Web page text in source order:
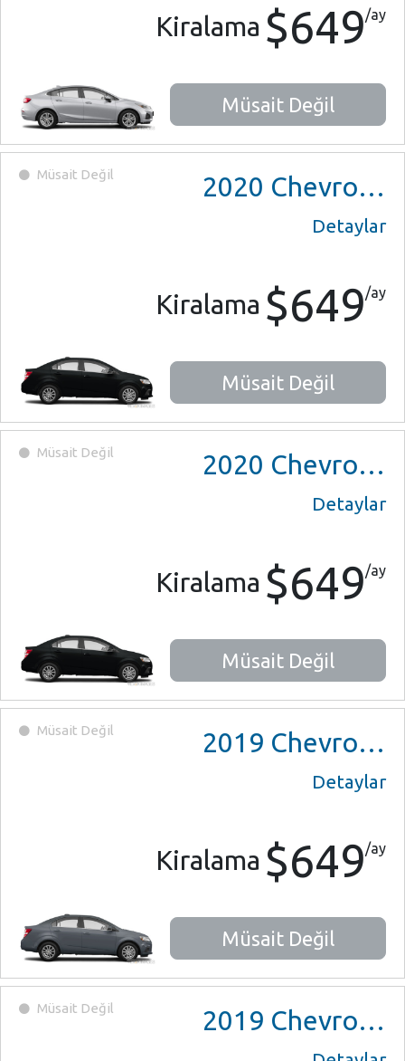
Kiralama $649/ay
Müsait Değil
Müsait Değil 2020 Chevrolet Sonic
Detaylar
Kiralama $649/ay
Müsait Değil
Müsait Değil 2020 Chevrolet Sonic
Detaylar
Kiralama $649/ay
Müsait Değil
Müsait Değil 2019 Chevrolet Sonic
Detaylar
Kiralama $649/ay
Müsait Değil
Müsait Değil 2019 Chevrolet Malibu